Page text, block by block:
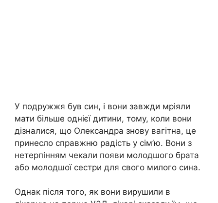
У подружжя був син, і вони завжди мріяли
мати більше однієї дитини, тому, коли вони
дізналися, що Олександра знову вагітна, це
принесло справжню радість у сім’ю. Вони з
нетерпінням чекали появи молодшого брата
або молодшої сестри для свого милого сина.
Однак після того, як вони вирушили в